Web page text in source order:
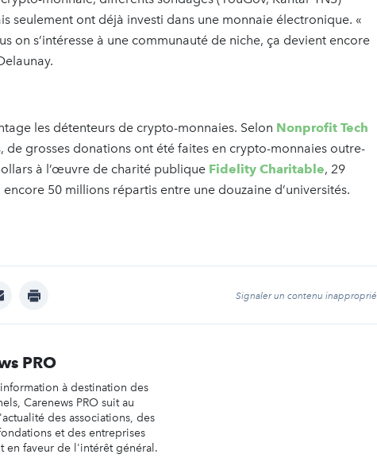
seulement ont déjà investi dans une monnaie électronique. «
on s’intéresse à une communauté de niche, ça devient encore
les détenteurs de crypto-monnaies. Selon Nonprofit Tech
de grosses donations ont été faites en crypto-monnaies outre-
à l’œuvre de charité publique Fidelity Charitable, 29
encore 50 millions répartis entre une douzaine d’universités.
print Signaler un contenu inapproprié
PRO
à destination des
Carenews PRO suit au
des associations, des
et des entreprises
en faveur de l'intérêt général.